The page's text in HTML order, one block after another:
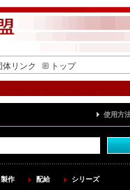
リンク トップ
使用方
製作 配給 シリーズ